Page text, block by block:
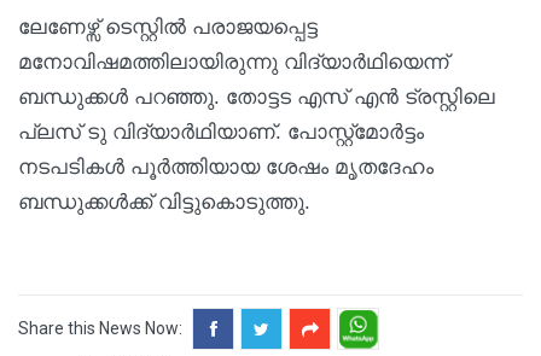
ലേണേഴ്സ് ടെസ്റ്റിൽ പരാജയപ്പെട്ട
മനോവിഷമത്തിലായിരുന്നു വിദ്യാര്‍ഥിയെന്ന്
ബന്ധുക്കൾ പറഞ്ഞു. തോട്ടട എസ് എൻ ട്രസ്റ്റിലെ
പ്ലസ് ടു വിദ്യാര്‍ഥിയാണ്. പോസ്റ്റ്മോർട്ടം
നടപടികൾ പൂർത്തിയായ ശേഷം മൃതദേഹം
ബന്ധുക്കൾക്ക് വിട്ടുകൊടുത്തു.
Share this News Now: